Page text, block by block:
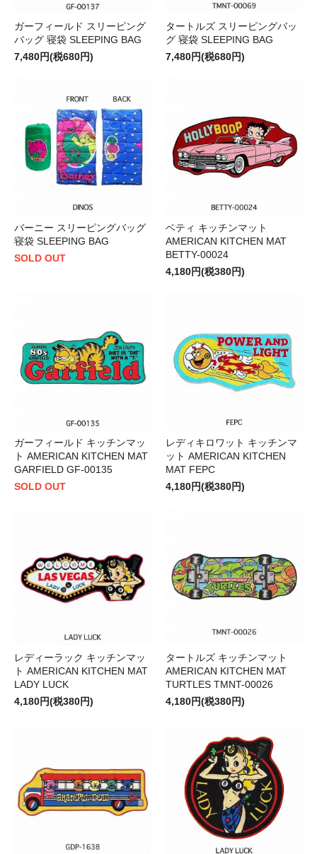
ガーフィールド スリーピング
バッグ 寝袋 SLEEPING BAG
7,480円(税680円)
タートルズ スリーピングバッ
グ 寝袋 SLEEPING BAG
7,480円(税680円)
バーニー スリーピングバッグ
寝袋 SLEEPING BAG
SOLD OUT
ベティ キッチンマット
AMERICAN KITCHEN MAT
BETTY-00024
4,180円(税380円)
ガーフィールド キッチンマッ
ト AMERICAN KITCHEN MAT
GARFIELD GF-00135
SOLD OUT
レディキロワット キッチンマ
ット AMERICAN KITCHEN
MAT FEPC
4,180円(税380円)
レディーラック キッチンマッ
ト AMERICAN KITCHEN MAT
LADY LUCK
4,180円(税380円)
タートルズ キッチンマット
AMERICAN KITCHEN MAT
TURTLES TMNT-00026
4,180円(税380円)